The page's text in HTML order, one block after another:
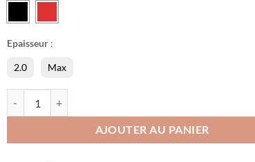
Epaisseur :
2.0 Max
AJOUTER AU PANIER